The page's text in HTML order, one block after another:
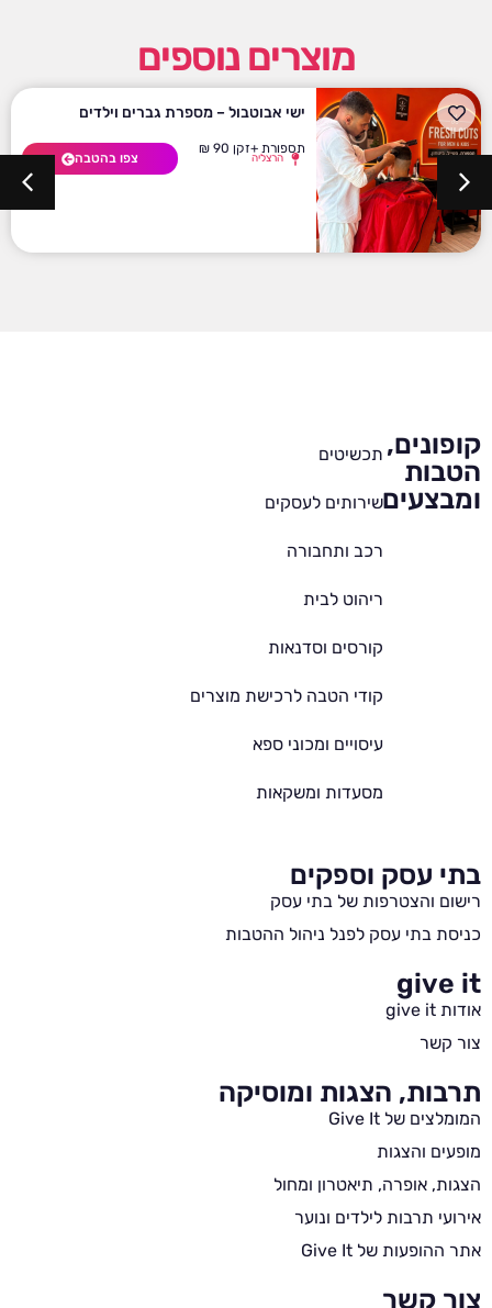
מוצרים נוספים
ישי אבוטבול – מספרת גברים וילדים
תספורת +זקן 90 ₪
הרצליה צפו בהטבה
קופונים,
הטבות
ומבצעים
תכשיטים
שירותים לעסקים
רכב ותחבורה
ריהוט לבית
קורסים וסדנאות
קודי הטבה לרכישת מוצרים
עיסויים ומכוני ספא
מסעדות ומשקאות
בתי עסק וספקים
רישום והצטרפות של בתי עסק
כניסת בתי עסק לפנל ניהול ההטבות
give it
אודות give it
צור קשר
תרבות, הצגות ומוסיקה
המומלצים של Give It
מופעים והצגות
הצגות, אופרה, תיאטרון ומחול
אירועי תרבות לילדים ונוער
אתר ההופעות של Give It
צור קשר